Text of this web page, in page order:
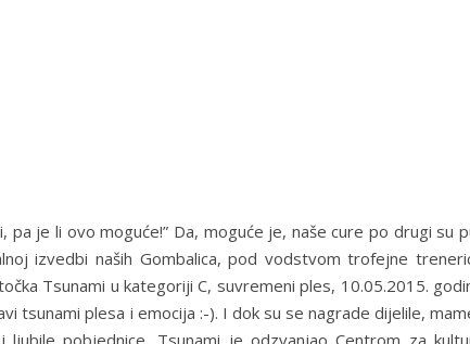
pa je li ovo moguće!” Da, moguće je, naše cure po drugi su
izvedbi naših Gombalica, pod vodstvom trofejne
Tsunami u kategoriji C, suvremeni ples, 10.05.2015.
tsunami plesa i emocija :-). I dok su se nagrade dijelile,
pobjednice, Tsunami je odzvanjao Centrom za